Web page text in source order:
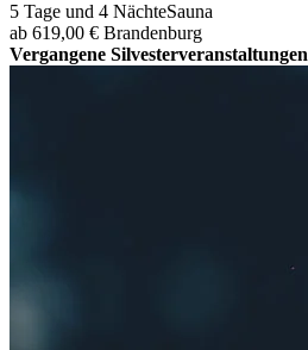
5 Tage und 4 NächteSauna
ab 619,00 € Brandenburg
Vergangene